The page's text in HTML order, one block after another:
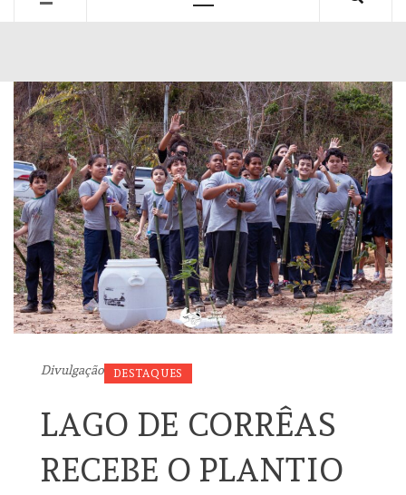
Divulgação DESTAQUES
LAGO DE CORRÊAS
RECEBE O PLANTIO